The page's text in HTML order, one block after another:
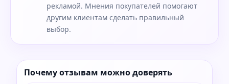
рекламой. Мнения покупателей помогают
другим клиентам сделать правильный
выбор.
Почему отзывам можно доверять